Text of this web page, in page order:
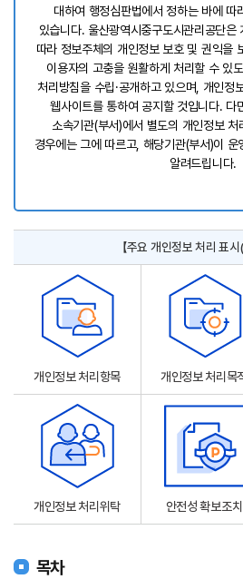
대하여 행정심판법에서 정하는 바에 따
있습니다. 울산광역시중구도시관리공단
따라 정보주체의 개인정보 보호 및 권익을
이용자의 고충을 원활하게 처리할 수 있
처리방침을 수립·공개하고 있으며, 개인정
웹사이트를 통하여 공지할 것입니다. 다
소속기관(부서)에서 별도의 개인정보
경우에는 그에 따르고, 해당기관(부서)이
알려드립니다.
【주요 개인정보 처리 표시
개인정보 처리항목 개인정보 처리목
개인정보 처리위탁 안전성 확보조치
목차